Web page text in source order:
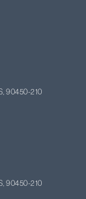
90450-210
90450-210